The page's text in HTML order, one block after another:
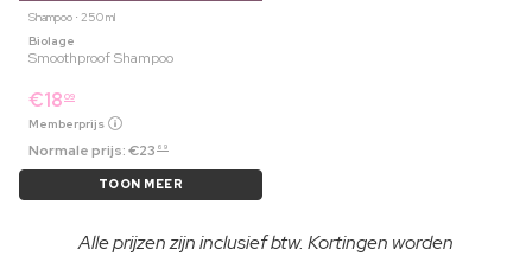
Shampoo ⋅ 250 ml
Biolage
Smoothproof Shampoo
€18 09
Memberprijs
Normale prijs:€23 69
TOON MEER
Alle prijzen zijn inclusief btw. Kortingen worden